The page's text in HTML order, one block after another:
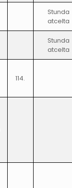
Stunda
atcelta
Stunda
atcelta
114.